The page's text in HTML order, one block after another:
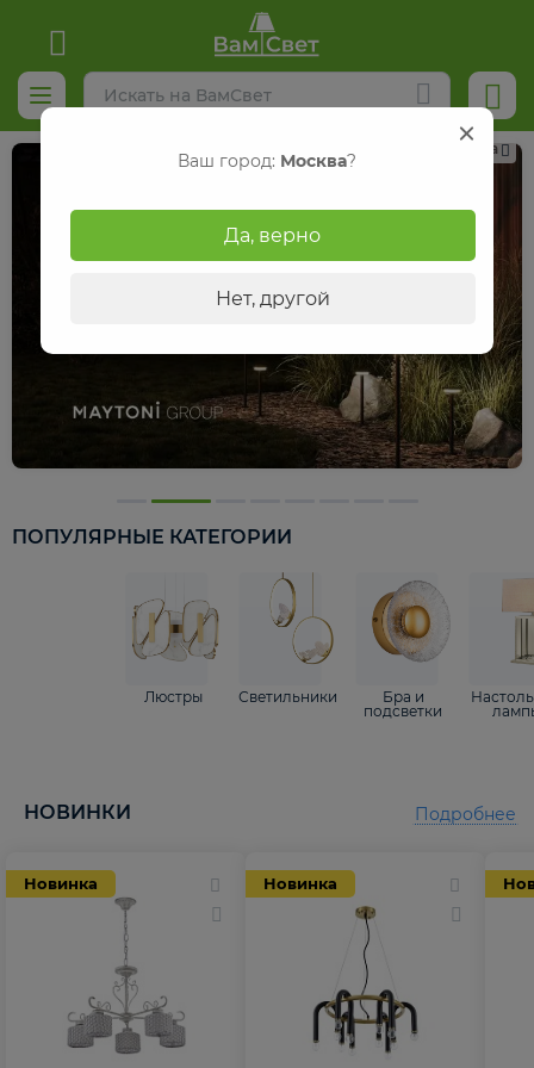
Реклама
ПОПУЛЯРНЫЕ КАТЕГОРИИ
Люстры Светильники
Бра и
подсветки
НОВИНКИ
Новинка Новинка
Подробнее
Ваш город: Москва?
Да, верно
Нет, другой